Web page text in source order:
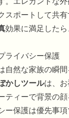
スポートして共有
効果に満足した
ライバシー保護
自然な家族の瞬
かしツールは、
ティーで背景の
ー保護は優先事